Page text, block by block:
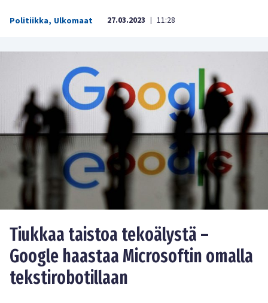
Politiikka, Ulkomaat 27.03.2023 11:28
Tiukkaa taistoa tekoälystä –
Google haastaa Microsoftin omalla
tekstirobotillaan